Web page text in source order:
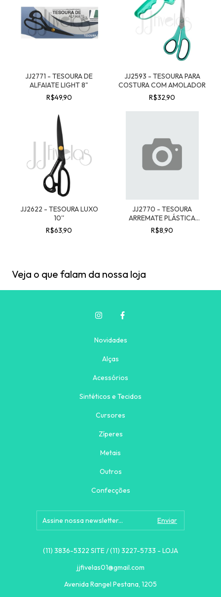
JJ2771 - TESOURA DE
ALFAIATE LIGHT 8"
R$49,90
JJ2593 - TESOURA PARA
COSTURA COM AMOLADOR
R$32,90
JJ2622 - TESOURA LUXO
10''
R$63,90
JJ2770 - TESOURA
ARREMATE PLÁSTICA
BLISTER
R$8,90
Veja o que falam da nossa loja
Novidades
Alças
Acessórios
Sintéticos e Tecidos
Cursores
Zíperes
Metais
Outros
Confecções
(11) 3836-5322 SITE / (11) 3227-5733 - LOJA
jjfivelas01@gmail.com
Avenida Rangel Pestana, 1205